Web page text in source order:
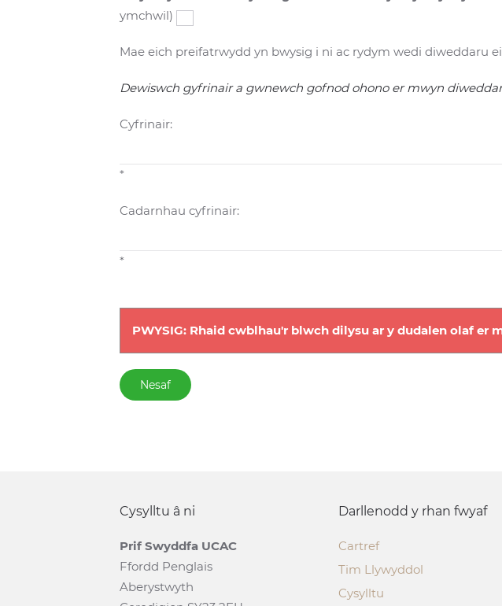
ymchwil)
Mae eich preifatrwydd yn bwysig i ni ac rydym wedi diweddaru
Dewiswch gyfrinair a gwnewch gofnod ohono er mwyn
Cyfrinair:
*
Cadarnhau cyfrinair:
*
PWYSIG: Rhaid cwblhau'r blwch dilysu ar y dudalen olaf er
Nesaf
Cysylltu â ni
Prif Swyddfa UCAC
Ffordd Penglais
Aberystwyth
Darllenodd y rhan fwyaf
Cartref
Tim Llywyddol
Cysylltu